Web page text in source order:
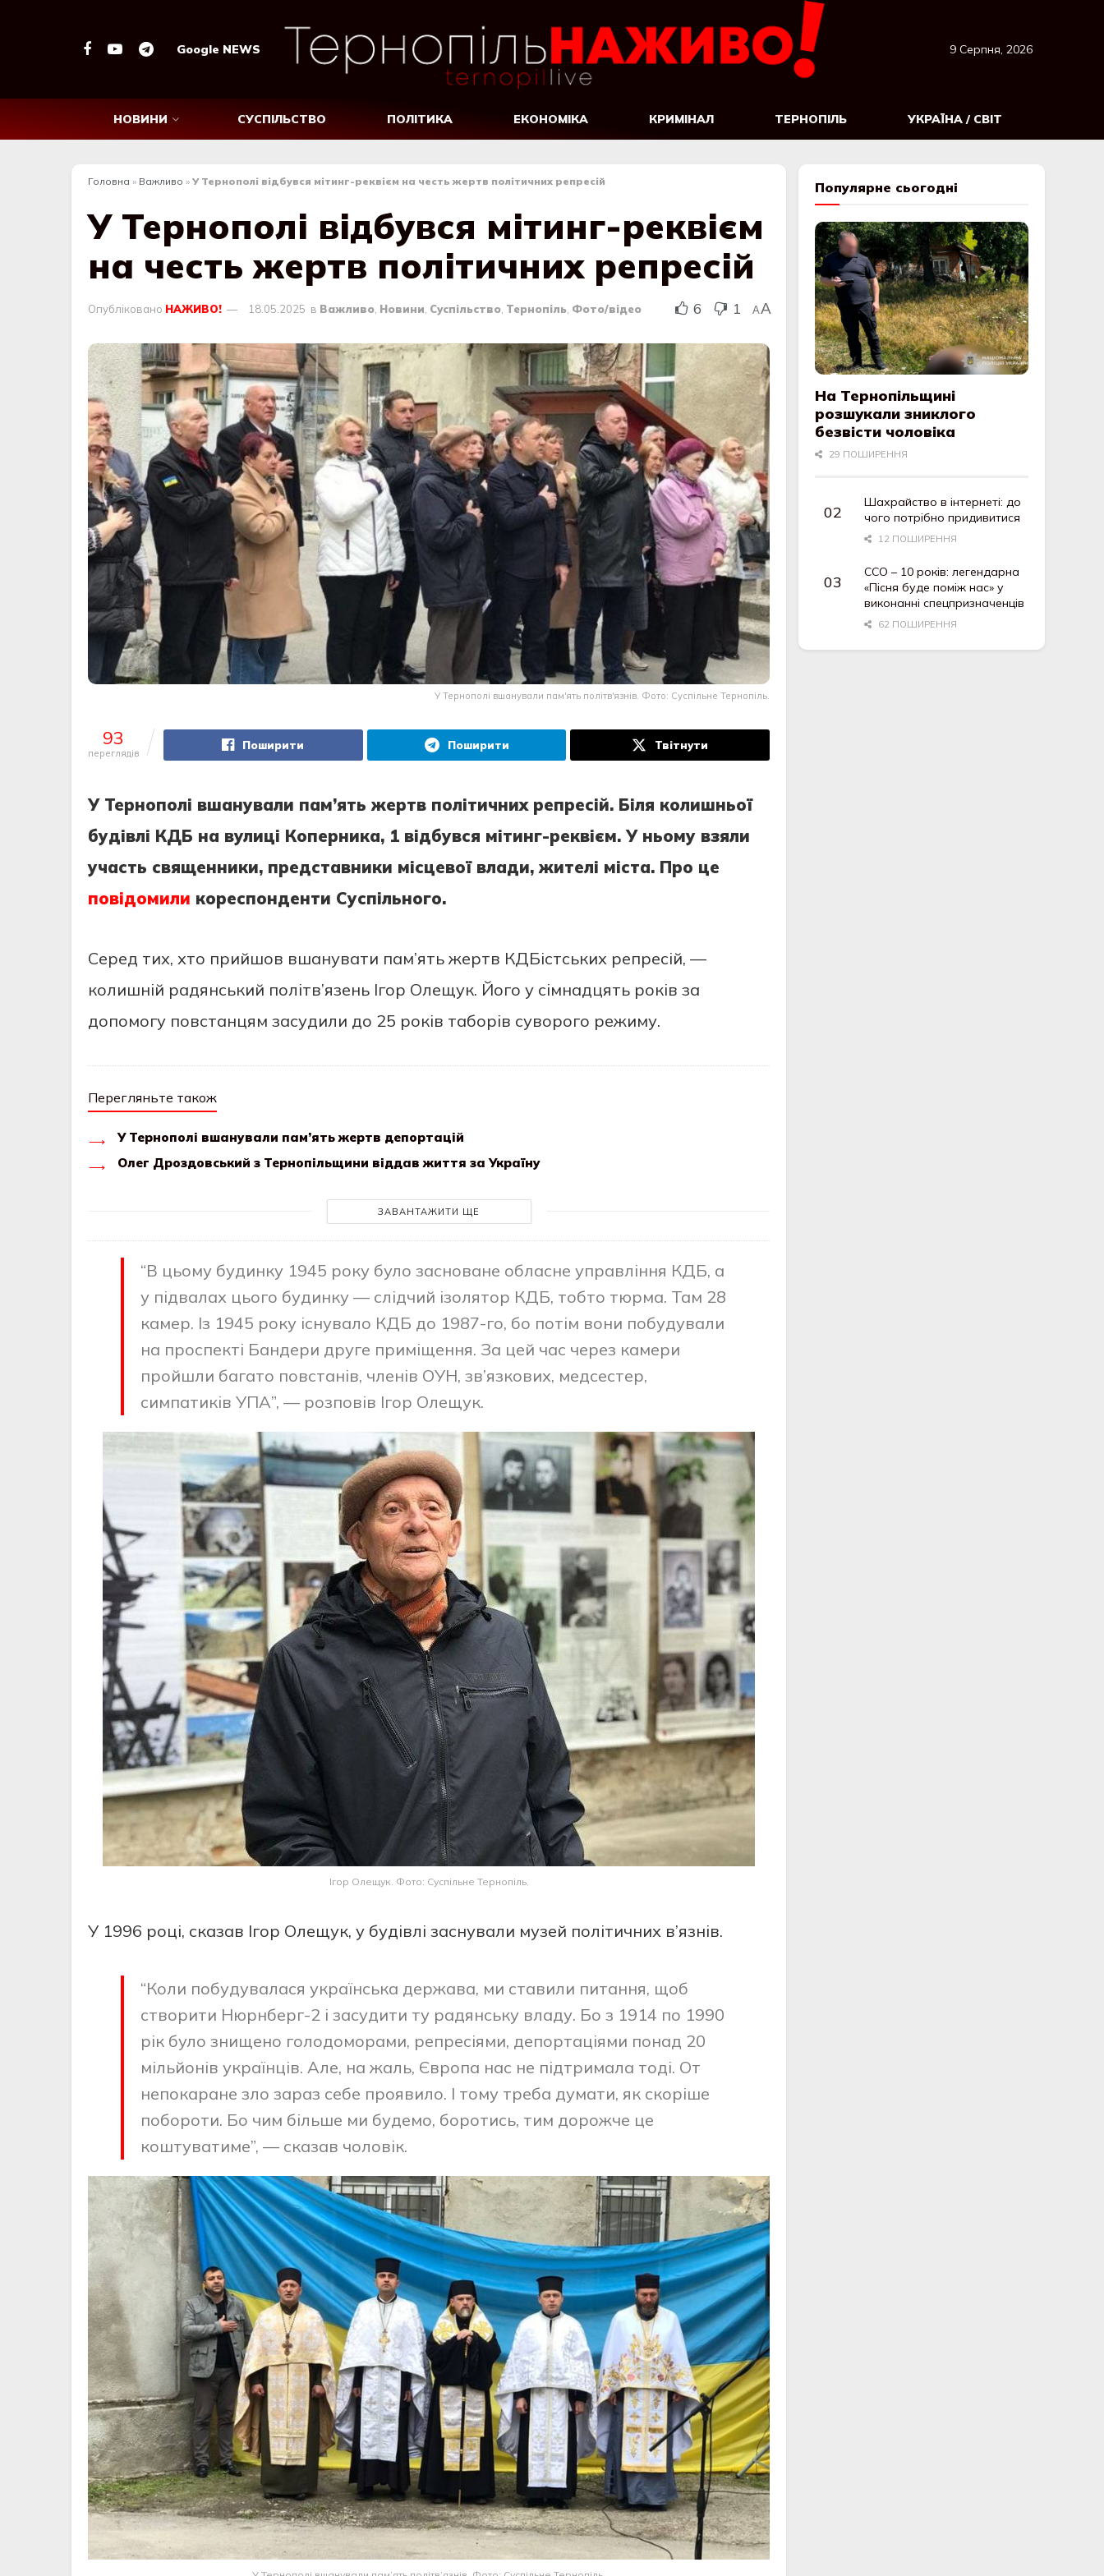
Google NEWS 9 Серпня, 2026
НОВИНИ СУСПІЛЬСТВО ПОЛІТИКА ЕКОНОМІКА КРИМІНАЛ ТЕРНОПІЛЬ УКРАЇНА / СВІТ
Головна » Важливо » У Тернополі відбувся мітинг-реквієм на честь жертв політичних репресій
У Тернополі відбувся мітинг-реквієм
на честь жертв політичних репресій
Опубліковано НАЖИВО! 18.05.2025 в Важливо, Новини, Суспільство, Тернопіль, Фото/відео 6 1 AA
У Тернополі вшанували пам'ять політв'язнів. Фото: Суспільне Тернопіль.
93
переглядів
Поширити Поширити Твітнути
У Тернополі вшанували пам’ять жертв політичних репресій. Біля колишньої
будівлі КДБ на вулиці Коперника, 1 відбувся мітинг-реквієм. У ньому взяли
участь священники, представники місцевої влади, жителі міста. Про це
повідомили кореспонденти Суспільного.
Серед тих, хто прийшов вшанувати пам’ять жертв КДБістських репресій, —
колишній радянський політв’язень Ігор Олещук. Його у сімнадцять років за
допомогу повстанцям засудили до 25 років таборів суворого режиму.
Перегляньте також
У Тернополі вшанували пам’ять жертв депортацій
Олег Дроздовський з Тернопільщини віддав життя за Україну
ЗАВАНТАЖИТИ ЩЕ
“В цьому будинку 1945 року було засноване обласне управління КДБ, а
у підвалах цього будинку — слідчий ізолятор КДБ, тобто тюрма. Там 28
камер. Із 1945 року існувало КДБ до 1987-го, бо потім вони побудували
на проспекті Бандери друге приміщення. За цей час через камери
пройшли багато повстанів, членів ОУН, зв’язкових, медсестер,
симпатиків УПА”, — розповів Ігор Олещук.
Ігор Олещук. Фото: Суспільне Тернопіль.
У 1996 році, сказав Ігор Олещук, у будівлі заснували музей політичних в’язнів.
“Коли побудувалася українська держава, ми ставили питання, щоб
створити Нюрнберг-2 і засудити ту радянську владу. Бо з 1914 по 1990
рік було знищено голодоморами, репресіями, депортаціями понад 20
мільйонів українців. Але, на жаль, Європа нас не підтримала тоді. От
непокаране зло зараз себе проявило. І тому треба думати, як скоріше
побороти. Бо чим більше ми будемо, боротись, тим дорожче це
коштуватиме”, — сказав чоловік.
Популярне сьогодні
На Тернопільщині
розшукали зниклого
безвісти чоловіка
29 ПОШИРЕННЯ
Шахрайство в інтернеті: до
чого потрібно придивитися
12 ПОШИРЕННЯ
ССО – 10 років: легендарна
«Пісня буде поміж нас» у
виконанні спецпризначенців
62 ПОШИРЕННЯ